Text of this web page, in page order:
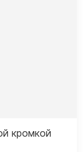
кромкой